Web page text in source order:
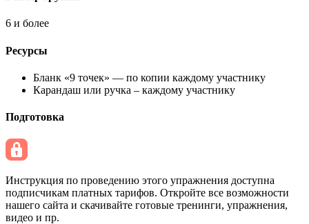
6 и более
Ресурсы
Бланк «9 точек» — по копии каждому участнику
Карандаш или ручка – каждому участнику
Подготовка
Инструкция по проведению этого упражнения доступна
подписчикам платных тарифов. Откройте все возможности
нашего сайта и скачивайте готовые тренинги, упражнения,
видео и пр.